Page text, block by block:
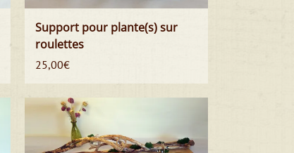
Support pour plante(s) sur
roulettes
25,00€